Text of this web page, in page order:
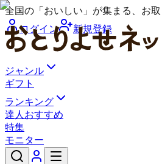
全国の「おいしい」が集まる、お
ログイン
新規登録
ジャンル
ギフト
ランキング
達人おすすめ
特集
モニター